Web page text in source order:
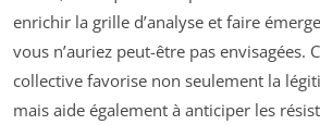
enrichir la grille d’analyse et faire
vous n’auriez peut-être pas envisagées.
collective favorise non seulement la
mais aide également à anticiper les